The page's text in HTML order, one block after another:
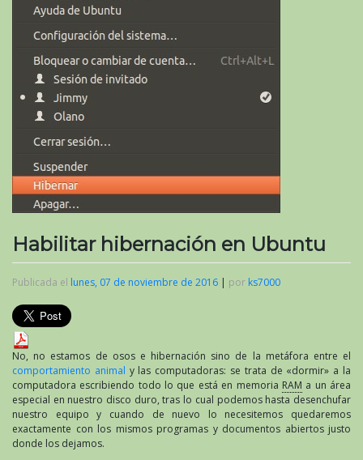
Habilitar hibernación en Ubuntu
Publicada el lunes, 07 de noviembre de 2016 | por ks7000
No, no estamos de osos e hibernación sino de la metáfora entre el
comportamiento animal y las computadoras: se trata de «dormir» a la
computadora escribiendo todo lo que está en memoria RAM a un área
especial en nuestro disco duro, tras lo cual podemos hasta desenchufar
nuestro equipo y cuando de nuevo lo necesitemos quedaremos
exactamente con los mismos programas y documentos abiertos justo
donde los dejamos.